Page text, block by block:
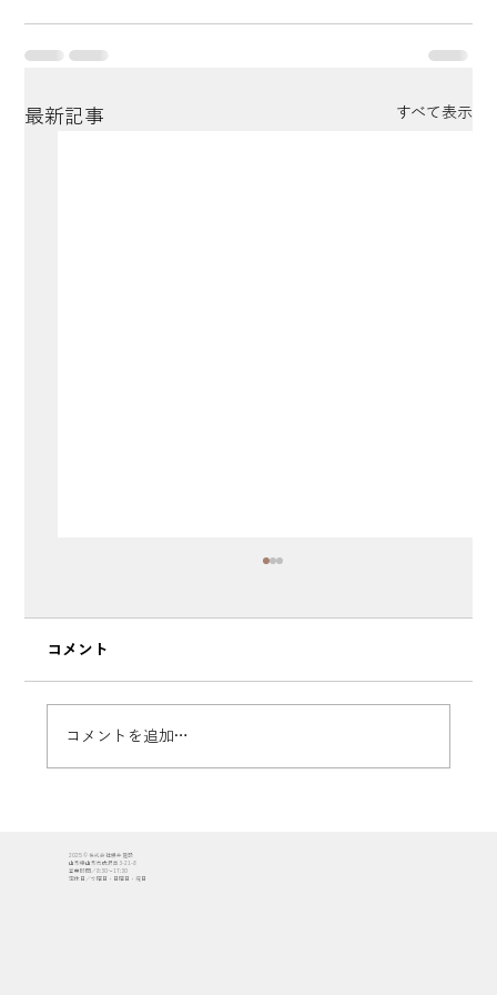
最新記事 すべて表示
コメント
コメントを追加…
2025 © 株式会社櫻井建設
山形県山形市成沢西3-21-8
営業時間／8:30〜17:30
定休日／水曜日・日曜日・祝日